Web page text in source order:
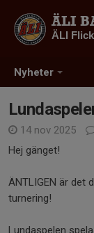
Nyheter
ÄLI
ÄLI
14 nov 2025
Hej gänget!
ÄNTLIGEN är det
turnering!
Lundaspelen